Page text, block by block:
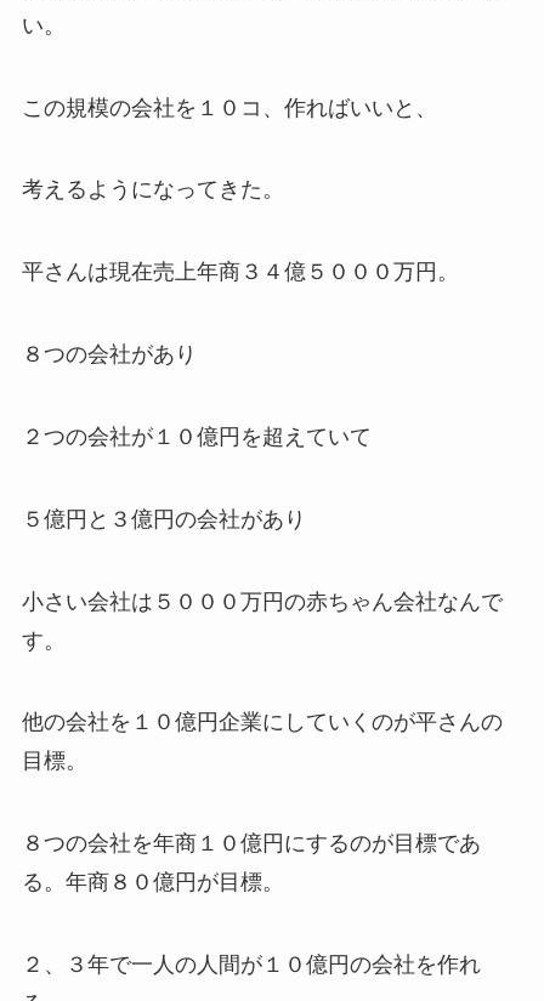
い。
この規模の会社を１０コ、作ればいいと、
考えるようになってきた。
平さんは現在売上年商３４億５０００万円。
８つの会社があり
２つの会社が１０億円を超えていて
５億円と３億円の会社があり
小さい会社は５０００万円の赤ちゃん会社なんで
す。
他の会社を１０億円企業にしていくのが平さんの
目標。
８つの会社を年商１０億円にするのが目標であ
る。年商８０億円が目標。
２、３年で一人の人間が１０億円の会社を作れ